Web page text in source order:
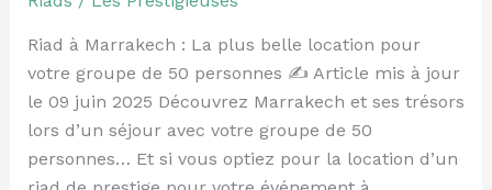
Riad à Marrakech : La plus belle location pour
votre groupe de 50 personnes ✍️ Article mis à jour
le 09 juin 2025 Découvrez Marrakech et ses trésors
lors d’un séjour avec votre groupe de 50
personnes… Et si vous optiez pour la location d’un
votre
groupe
de
50
personnes